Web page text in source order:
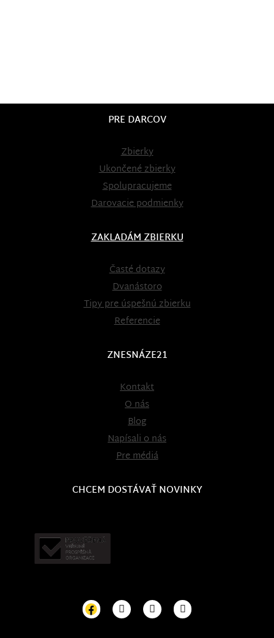
PRE DARCOV
Zbierky
Ukončené zbierky
Spolupracujeme
Darovacie podmienky
ZAKLADÁM ZBIERKU
Časté dotazy
Dvanástoro
Tipy pre úspešnú zbierku
Referencie
ZNESNÁZE21
Kontakt
O nás
Blog
Napísali o nás
Pre médiá
CHCEM DOSTÁVAŤ NOVINKY